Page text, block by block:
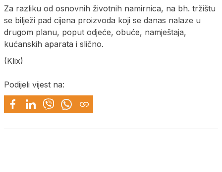
Za razliku od osnovnih životnih namirnica, na bh. tržištu
se bilježi pad cijena proizvoda koji se danas nalaze u
drugom planu, poput odjeće, obuće, namještaja,
kućanskih aparata i slično.
(Klix)
Podijeli vijest na: